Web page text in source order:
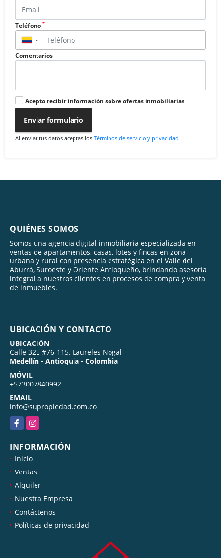
Teléfono *
▼
Comentarios
Acepto recibir información sobre ofertas inmobiliarias
Enviar formulario
Al enviar tus datos aceptas los Términos de servicio y privacidad
QUIÉNES SOMOS
Somos una agencia digital inmobiliaria especializada en
ventas de apartamentos, casas, lotes y fincas en zona
urbana y rural con presencia estratégica en el Valle del
Aburrá, Suroeste y Oriente Antioqueño, brindando asesoría
integral a nuestros clientes en procesos de compra y venta
de inmuebles.
UBICACIÓN Y CONTACTO
UBICACIÓN
Calle 32E #76-115. Laureles Nogal
Medellín - Antioquia - Colombia
MÓVIL
+573007840992
EMAIL
info@supropiedad.com.co
FacebookInstagram
INFORMACIÓN
Inicio
Ventas
Alquiler
Nuestra Empresa
Contáctenos
Políticas de privacidad